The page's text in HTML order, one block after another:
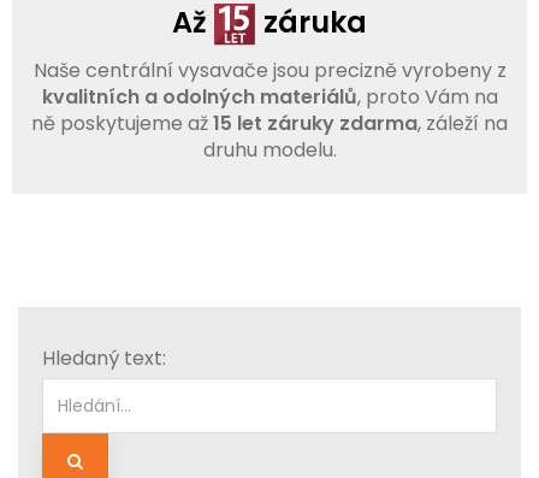
Až záruka
Naše centrální vysavače jsou precizně vyrobeny z
kvalitních a odolných materiálů, proto Vám na
ně poskytujeme až15 let záruky zdarma, záleží na
druhu modelu.
Hledaný text: